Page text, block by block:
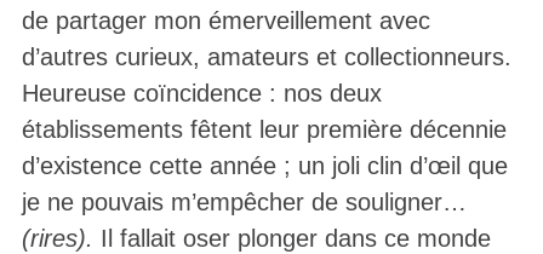
de partager mon émerveillement avec
d’autres curieux, amateurs et collectionneurs.
Heureuse coïncidence : nos deux
établissements fêtent leur première décennie
d’existence cette année ; un joli clin d’œil que
je ne pouvais m’empêcher de souligner…
(rires). Il fallait oser plonger dans ce monde